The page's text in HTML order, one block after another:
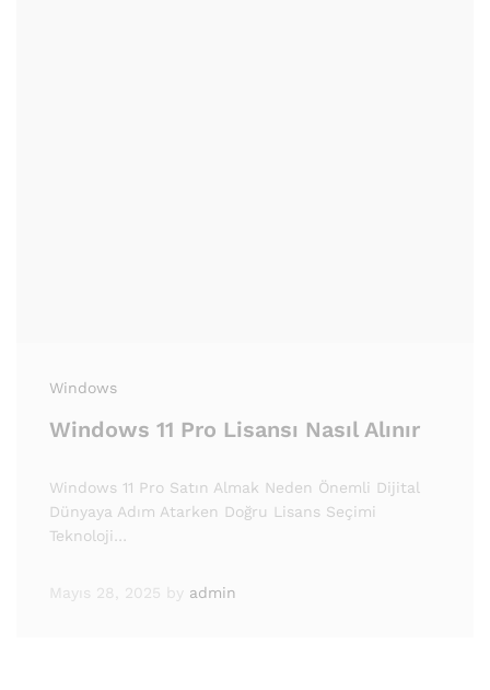
Windows
Windows 11 Pro Lisansı Nasıl Alınır
Windows 11 Pro Satın Almak Neden Önemli Dijital
Dünyaya Adım Atarken Doğru Lisans Seçimi
Teknoloji…
Mayıs 28, 2025 by admin